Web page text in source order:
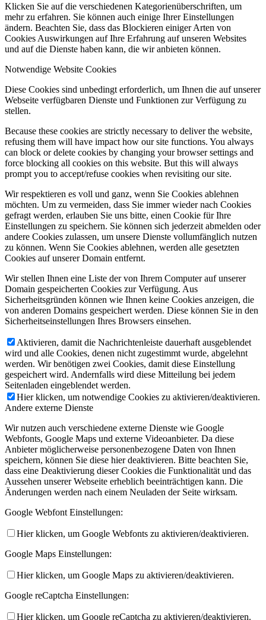
Klicken Sie auf die verschiedenen Kategorienüberschriften, um
mehr zu erfahren. Sie können auch einige Ihrer Einstellungen
ändern. Beachten Sie, dass das Blockieren einiger Arten von
Cookies Auswirkungen auf Ihre Erfahrung auf unseren Websites
und auf die Dienste haben kann, die wir anbieten können.
Notwendige Website Cookies
Diese Cookies sind unbedingt erforderlich, um Ihnen die auf unserer
Webseite verfügbaren Dienste und Funktionen zur Verfügung zu
stellen.
Because these cookies are strictly necessary to deliver the website,
refusing them will have impact how our site functions. You always
can block or delete cookies by changing your browser settings and
force blocking all cookies on this website. But this will always
prompt you to accept/refuse cookies when revisiting our site.
Wir respektieren es voll und ganz, wenn Sie Cookies ablehnen
möchten. Um zu vermeiden, dass Sie immer wieder nach Cookies
gefragt werden, erlauben Sie uns bitte, einen Cookie für Ihre
Einstellungen zu speichern. Sie können sich jederzeit abmelden oder
andere Cookies zulassen, um unsere Dienste vollumfänglich nutzen
zu können. Wenn Sie Cookies ablehnen, werden alle gesetzten
Cookies auf unserer Domain entfernt.
Wir stellen Ihnen eine Liste der von Ihrem Computer auf unserer
Domain gespeicherten Cookies zur Verfügung. Aus
Sicherheitsgründen können wie Ihnen keine Cookies anzeigen, die
von anderen Domains gespeichert werden. Diese können Sie in den
Sicherheitseinstellungen Ihres Browsers einsehen.
Aktivieren, damit die Nachrichtenleiste dauerhaft ausgeblendet
wird und alle Cookies, denen nicht zugestimmt wurde, abgelehnt
werden. Wir benötigen zwei Cookies, damit diese Einstellung
gespeichert wird. Andernfalls wird diese Mitteilung bei jedem
Seitenladen eingeblendet werden.
Hier klicken, um notwendige Cookies zu aktivieren/deaktivieren.
Andere externe Dienste
Wir nutzen auch verschiedene externe Dienste wie Google
Webfonts, Google Maps und externe Videoanbieter. Da diese
Anbieter möglicherweise personenbezogene Daten von Ihnen
speichern, können Sie diese hier deaktivieren. Bitte beachten Sie,
dass eine Deaktivierung dieser Cookies die Funktionalität und das
Aussehen unserer Webseite erheblich beeinträchtigen kann. Die
Änderungen werden nach einem Neuladen der Seite wirksam.
Google Webfont Einstellungen:
Hier klicken, um Google Webfonts zu aktivieren/deaktivieren.
Google Maps Einstellungen:
Hier klicken, um Google Maps zu aktivieren/deaktivieren.
Google reCaptcha Einstellungen:
Hier klicken, um Google reCaptcha zu aktivieren/deaktivieren.